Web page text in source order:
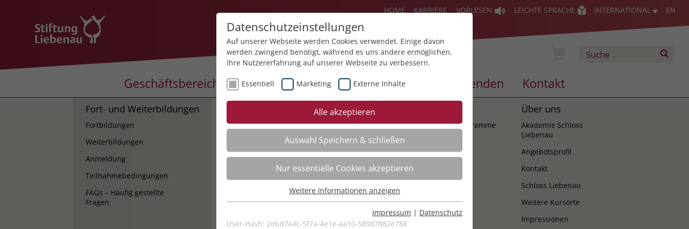
HOME KARRIERE VORLESEN LEICHTE SPRACHE INTERNATIONAL EN
Geschäftsbereiche Über uns Aktuelles Akademie Spenden Kontakt
Fort- und Weiterbildungen
Fortbildungen
Weiterbildungen
Anmeldung
Teilnahmebedingungen
FAQs – Häufig gestellte
Fragen
Kursempfehlungen
Beratung
Supervision
Coaching
Mediation
Organisationsentwicklung
Bildungsberatung
Moderation
Bildungsprogramme
Über uns
Akademie Schloss
Liebenau
Angebotsprofil
Kontakt
Schloss Liebenau
Weitere Kursorte
Impressionen
Datenschutzeinstellungen
Auf unserer Webseite werden Cookies verwendet. Einige davon
werden zwingend benötigt, während es uns andere ermöglichen,
Ihre Nutzererfahrung auf unserer Webseite zu verbessern.
Essentiell Marketing Externe Inhalte
Alle akzeptieren
Auswahl Speichern & schließen
Nur essentielle Cookies akzeptieren
Essentielle Cookies werden für grundlegende Funktionen der
Webseite benötigt. Dadurch ist gewährleistet, dass die Webseite
Weitere Informationen anzeigen
Impressum | Datenschutz
User-Hash: 2ebd7a4c-5f7a-4e1e-aa10-58987882e788